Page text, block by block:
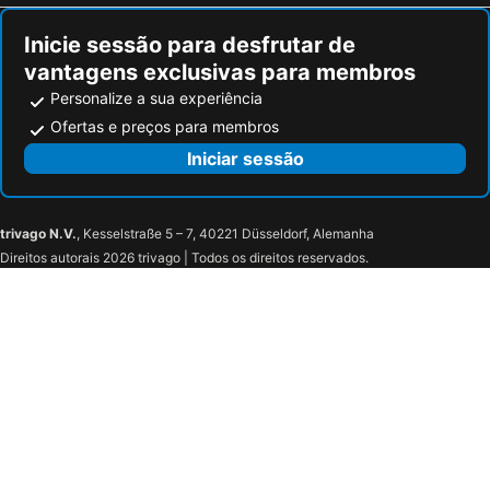
Inicie sessão para desfrutar de
vantagens exclusivas para membros
Personalize a sua experiência
Ofertas e preços para membros
Iniciar sessão
trivago N.V., Kesselstraße 5 – 7, 40221 Düsseldorf, Alemanha
Direitos autorais 2026 trivago | Todos os direitos reservados.